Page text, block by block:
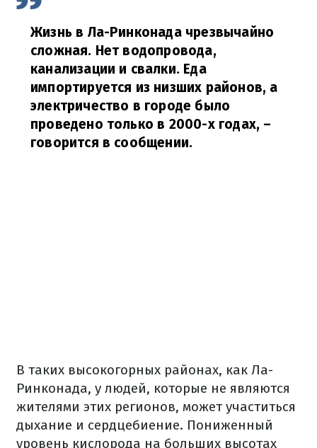
Жизнь в Ла-Ринконада чрезвычайно
сложная. Нет водопровода,
канализации и свалки. Еда
импортируется из низших районов, а
электричество в городе было
проведено только в 2000-х годах, –
говорится в сообщении.
В таких высокогорных районах, как Ла-
Ринконада, у людей, которые не являются
жителями этих регионов, может участиться
дыхание и сердцебиение. Пониженный
уровень кислорода на больших высотах